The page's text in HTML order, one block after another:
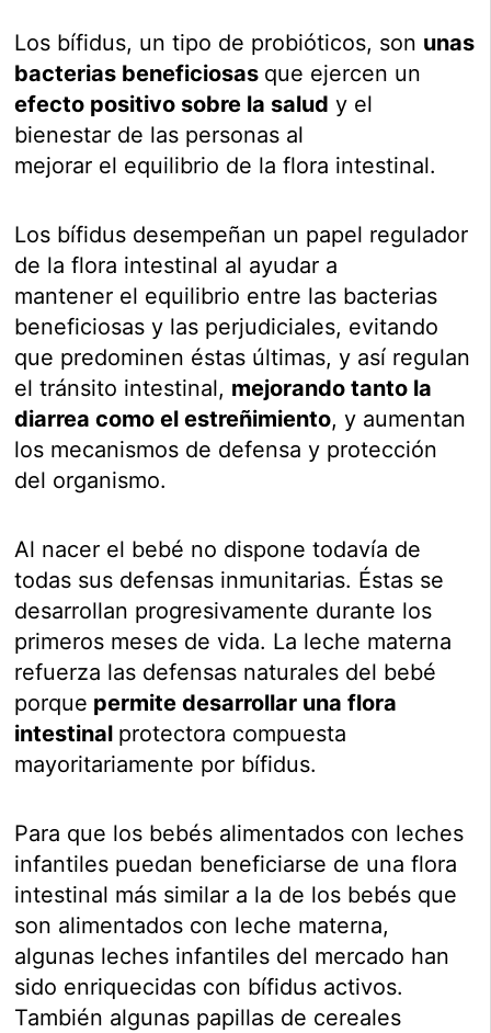
Los bífidus, un tipo de probióticos, son unas
bacterias beneficiosas que ejercen un
efecto positivo sobre la salud y el
bienestar de las personas al
mejorar el equilibrio de la flora intestinal.
Los bífidus desempeñan un papel regulador
de la flora intestinal al ayudar a
mantener el equilibrio entre las bacterias
beneficiosas y las perjudiciales, evitando
que predominen éstas últimas, y así regulan
el tránsito intestinal, mejorando tanto la
diarrea como el estreñimiento, y aumentan
los mecanismos de defensa y protección
del organismo.
Al nacer el bebé no dispone todavía de
todas sus defensas inmunitarias. Éstas se
desarrollan progresivamente durante los
primeros meses de vida. La leche materna
refuerza las defensas naturales del bebé
porque permite desarrollar una flora
intestinal protectora compuesta
mayoritariamente por bífidus.
Para que los bebés alimentados con leches
infantiles puedan beneficiarse de una flora
intestinal más similar a la de los bebés que
son alimentados con leche materna,
algunas leches infantiles del mercado han
sido enriquecidas con bífidus activos.
También algunas papillas de cereales